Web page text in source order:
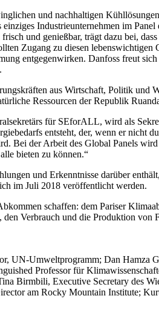
und nachhaltigen
Industrieunternehmen im
und genießbar, trägt dazu bei,
Zugang zu diesen
entgegenwirken. Danfoss freut
aus Wirtschaft, Politik und
Ressourcen der Republik
für SEforALL, wird als
entsteht, der, wenn er nicht
Bei der Arbeit des Global Panels
bieten zu können.“
und Erkenntnisse darüber
im Juli 2018 veröffentlicht werden.
schaffen: dem Pariser
Verbrauch und die Produktion
UN-Umweltprogramm; Dan Hamza
Professor für
Birmbili, Executive Secretary des
am Rocky Mountain Institute;